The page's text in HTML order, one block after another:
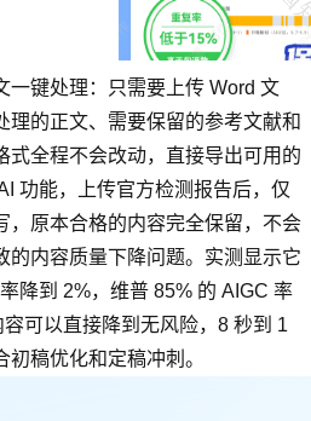
一键处理：只需要上传 Word 文
理的正文、需要保留的参考文献和
式全程不会改动，直接导出可用的
功能，上传官方检测报告后，仅
，原本合格的内容完全保留，不会
的内容质量下降问题。实测显示它
降到 2%，维普 85% 的 AIGC 率
可以直接降到无风险，8 秒到 1
稿优化和定稿冲刺。